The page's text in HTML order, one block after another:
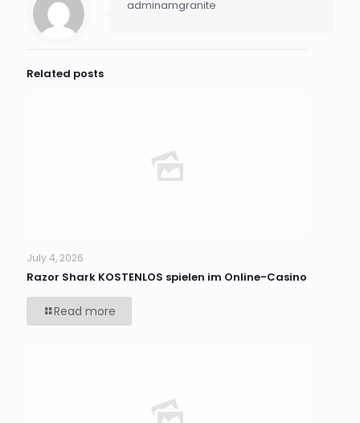
adminamgranite
Related posts
July 4, 2026
Razor Shark KOSTENLOS spielen im Online-Casino
Read more